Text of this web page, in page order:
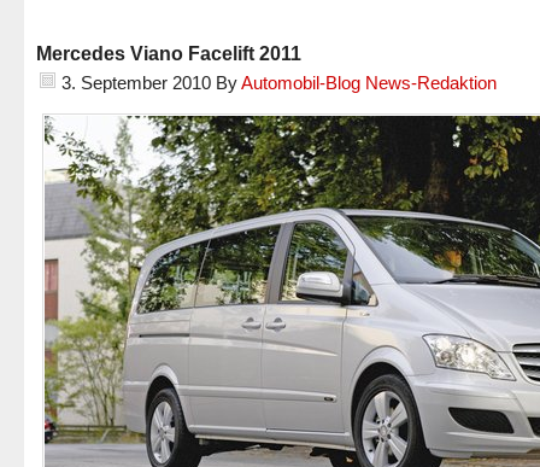
Mercedes Viano Facelift 2011
3. September 2010 ByAutomobil-Blog News-Redaktion